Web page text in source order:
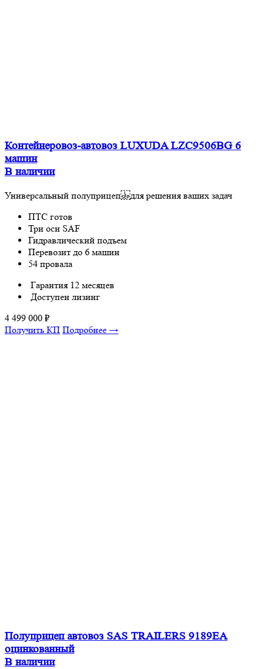
Контейнеровоз-автовоз LUXUDA LZC9506BG 6
машин
В наличии
Универсальный полуприцеп для решения ваших задач
ПТС готов
Три оси SAF
Гидравлический подъем
Перевозит до 6 машин
54 провала
Гарантия 12 месяцев
Доступен лизинг
4 499 000 ₽
Получить КП Подробнее →
Полуприцеп автовоз SAS TRAILERS 9189EA
оцинкованный
В наличии